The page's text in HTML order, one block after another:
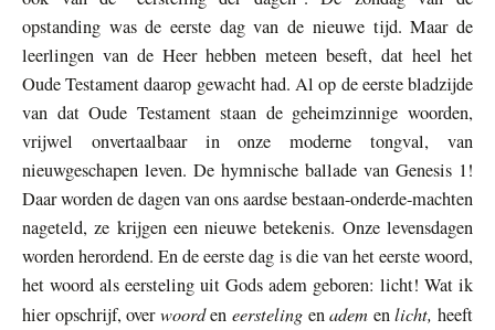
opstanding was de eerste dag van de nieuwe tijd. Maar de
leerlingen van de Heer hebben meteen beseft, dat heel het
Oude Testament daarop gewacht had. Al op de eerste bladzijde
van dat Oude Testament staan de geheimzinnige woorden,
vrijwel onvertaalbaar in onze moderne tongval, van
nieuwgeschapen leven. De hymnische ballade van Genesis 1!
Daar worden de dagen van ons aardse bestaan-onderde-machten
nageteld, ze krijgen een nieuwe betekenis. Onze levensdagen
worden herordend. En de eerste dag is die van het eerste woord,
het woord als eersteling uit Gods adem geboren: licht! Wat ik
hier opschrijf, overwoordeneersteling enadem enlicht,heeft